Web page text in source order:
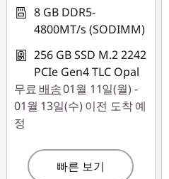
8 GB DDR5-
4800MT/s (SODIMM)
256 GB SSD M.2 2242
PCIe Gen4 TLC Opal
무료 배송01월 11일(월) -
01월 13일(수) 이전 도착 예
정
빠른 보기